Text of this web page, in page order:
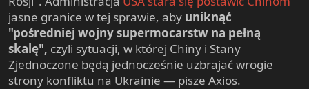
jasne granice w tej sprawie, aby uniknąć
"pośredniej wojny supermocarstw na pełną
skalę", czyli sytuacji, w której Chiny i Stany
Zjednoczone będą jednocześnie uzbrajać wrogie
strony konfliktu na Ukrainie — pisze Axios.